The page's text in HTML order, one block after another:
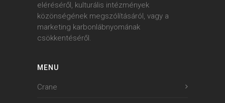
eléréséről, kulturális intézmények
közönségének megszólításáról, vagy a
marketing karbonlábnyomának
csökkentéséről.
MENU
Crane